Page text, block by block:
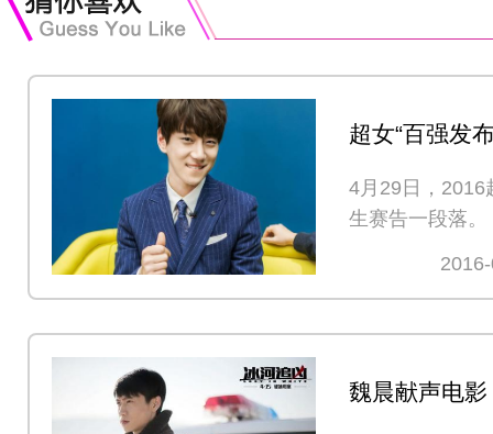
超女“百强发
4月29日，2016
生赛告一段落。
魏晨献声电